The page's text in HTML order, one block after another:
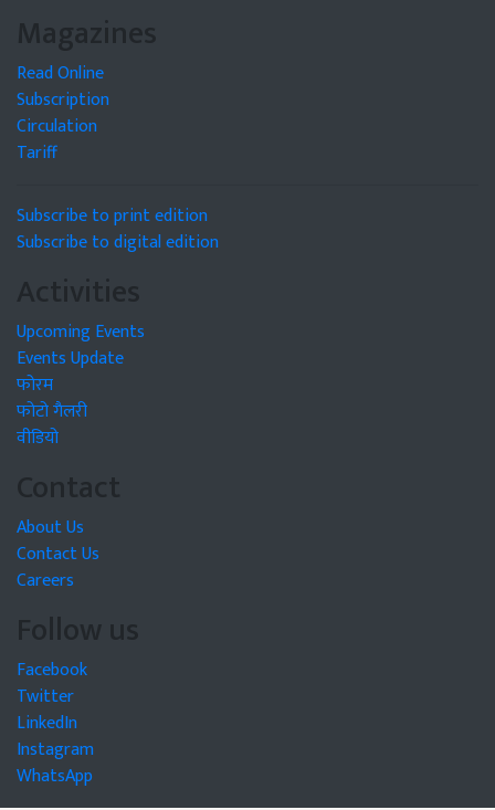
Magazines
Read Online
Subscription
Circulation
Tariff
Subscribe to print edition
Subscribe to digital edition
Activities
Upcoming Events
Events Update
फोरम
फोटो गैलरी
वीडियो
Contact
About Us
Contact Us
Careers
Follow us
Facebook
Twitter
LinkedIn
Instagram
WhatsApp